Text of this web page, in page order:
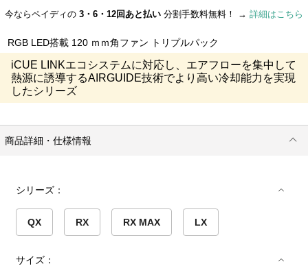
今ならペイディの 3・6・12回あと払い 分割手数料無料！ → 詳細はこちら
RGB LED搭載 120 ｍｍ角ファン トリプルパック
iCUE LINKエコシステムに対応し、エアフローを集中して
熱源に誘導するAIRGUIDE技術でより高い冷却能力を実現
したシリーズ
商品詳細・仕様情報
シリーズ：
QX RX RX MAX LX
サイズ：